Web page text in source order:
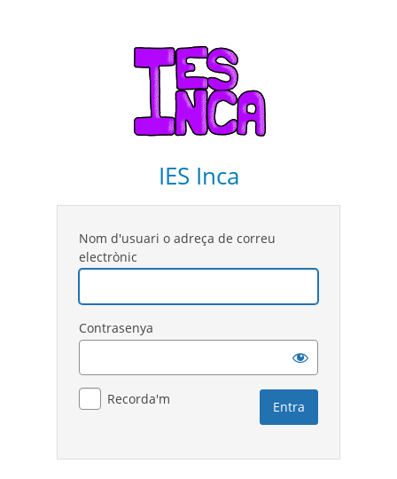
IES Inca
Nom d'usuari o adreça de correu
electrònic
Contrasenya
Recorda'm